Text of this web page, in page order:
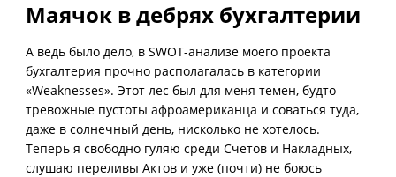
Маячок в дебрях бухгалтерии
А ведь было дело, в SWOT-анализе моего проекта
бухгалтерия прочно располагалась в категории
«Weaknesses». Этот лес был для меня темен, будто
тревожные пустоты афроамериканца и соваться туда,
даже в солнечный день, нисколько не хотелось.
Теперь я свободно гуляю среди Счетов и Накладных,
слушаю переливы Актов и уже (почти) не боюсь